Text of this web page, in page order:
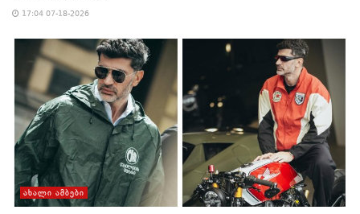
17:04 07-18-2026
ᲐᲮᲐᲚᲘ ᲐᲛᲑᲔᲑᲘ